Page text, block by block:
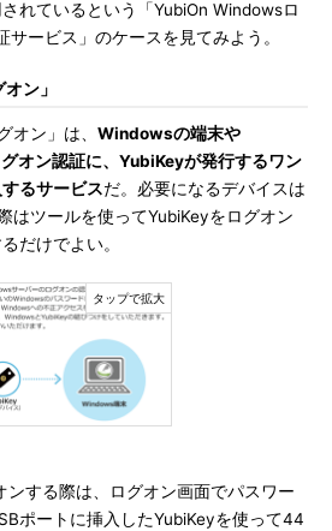
れているという「YubiOn Windowsロ
サービス」のケースを見てみよう。
ン」
ン」は、 Windowsの端末や
オン認証に、YubiKeyが発行するワン
るサービスだ。必要になるデバイスは
はツールを使ってYubiKeyをログオン
だけでよい。
する際は、ログオン画面でパスワー
ポートに挿入したYubiKeyを使って44